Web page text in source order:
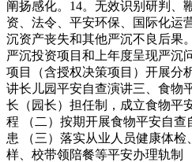
阐扬感化。14。无效识别研判、
资、法令、平安环保、国际化运
沉资产丧失和其他严沉不良后果
严沉投资项目和上年度呈现严沉
项目（含授权决策项目）开展分
讲长儿园平安自查演讲三、食物
长（园长）担任制，成立食物平
程 （二）按期开展食物平安自
患 （三）落实从业人员健康体检
样、校带领陪餐等平安办理轨制